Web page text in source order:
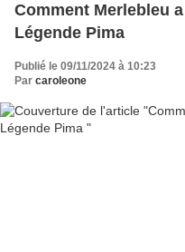
Comment Merlebleu
Légende Pima
Publié le 09/11/2024 à 10:23
Par caroleone